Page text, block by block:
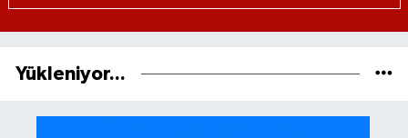
Yükleniyor...